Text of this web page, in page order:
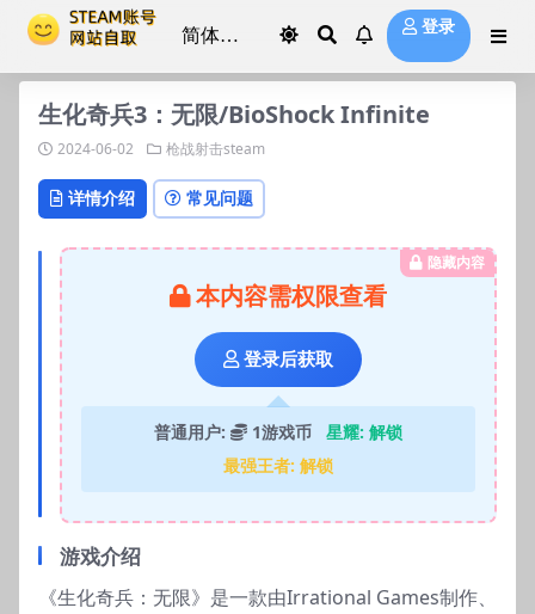
登录
生化奇兵3：无限/BioShock Infinite
2024-06-02 枪战射击steam
详情介绍 常见问题
隐藏内容
本内容需权限查看
登录后获取
普通用户: 1游戏币 星耀: 解锁
最强王者: 解锁
游戏介绍
《生化奇兵：无限》是一款由Irrational Games制作、